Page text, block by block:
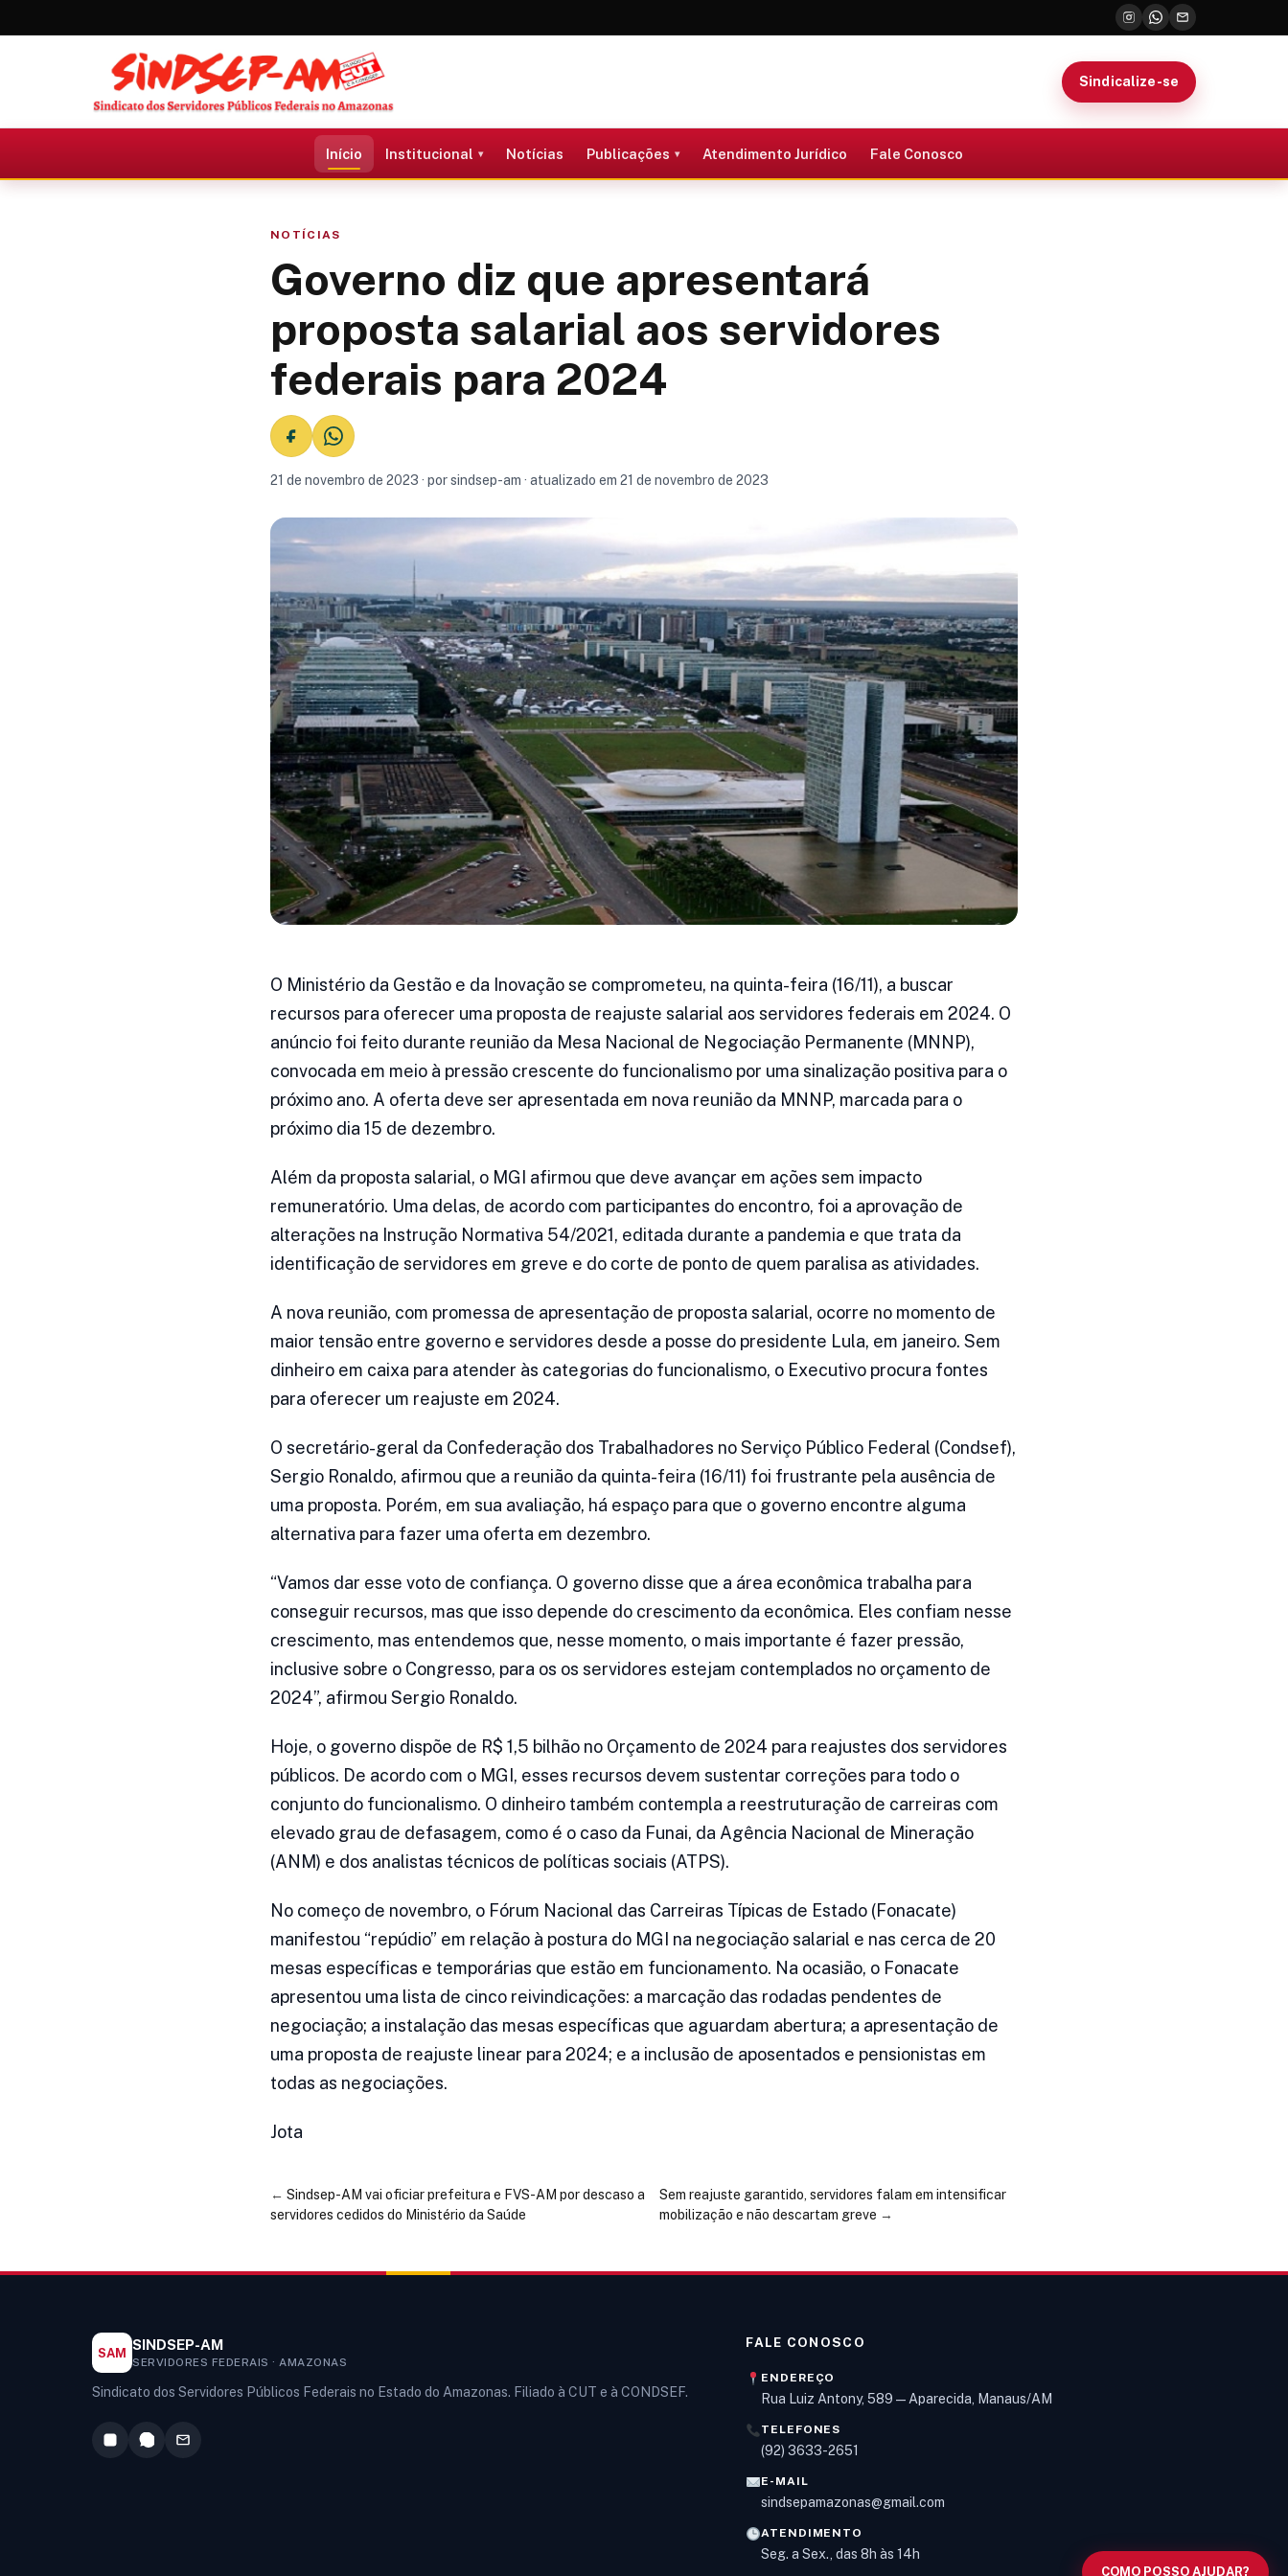
Sindicalize-se
Início Institucional Notícias Publicações Atendimento Jurídico Fale Conosco
NOTÍCIAS
Governo diz que apresentará
proposta salarial aos servidores
federais para 2024
21 de novembro de 2023 · por sindsep-am · atualizado em 21 de novembro de 2023
O Ministério da Gestão e da Inovação se comprometeu, na quinta-feira (16/11), a buscar
recursos para oferecer uma proposta de reajuste salarial aos servidores federais em 2024. O
anúncio foi feito durante reunião da Mesa Nacional de Negociação Permanente (MNNP),
convocada em meio à pressão crescente do funcionalismo por uma sinalização positiva para o
próximo ano. A oferta deve ser apresentada em nova reunião da MNNP, marcada para o
próximo dia 15 de dezembro.
Além da proposta salarial, o MGI afirmou que deve avançar em ações sem impacto
remuneratório. Uma delas, de acordo com participantes do encontro, foi a aprovação de
alterações na Instrução Normativa 54/2021, editada durante a pandemia e que trata da
identificação de servidores em greve e do corte de ponto de quem paralisa as atividades.
A nova reunião, com promessa de apresentação de proposta salarial, ocorre no momento de
maior tensão entre governo e servidores desde a posse do presidente Lula, em janeiro. Sem
dinheiro em caixa para atender às categorias do funcionalismo, o Executivo procura fontes
para oferecer um reajuste em 2024.
O secretário-geral da Confederação dos Trabalhadores no Serviço Público Federal (Condsef),
Sergio Ronaldo, afirmou que a reunião da quinta-feira (16/11) foi frustrante pela ausência de
uma proposta. Porém, em sua avaliação, há espaço para que o governo encontre alguma
alternativa para fazer uma oferta em dezembro.
“Vamos dar esse voto de confiança. O governo disse que a área econômica trabalha para
conseguir recursos, mas que isso depende do crescimento da econômica. Eles confiam nesse
crescimento, mas entendemos que, nesse momento, o mais importante é fazer pressão,
inclusive sobre o Congresso, para os os servidores estejam contemplados no orçamento de
2024”, afirmou Sergio Ronaldo.
Hoje, o governo dispõe de R$ 1,5 bilhão no Orçamento de 2024 para reajustes dos servidores
públicos. De acordo com o MGI, esses recursos devem sustentar correções para todo o
conjunto do funcionalismo. O dinheiro também contempla a reestruturação de carreiras com
elevado grau de defasagem, como é o caso da Funai, da Agência Nacional de Mineração
(ANM) e dos analistas técnicos de políticas sociais (ATPS).
No começo de novembro, o Fórum Nacional das Carreiras Típicas de Estado (Fonacate)
manifestou “repúdio” em relação à postura do MGI na negociação salarial e nas cerca de 20
mesas específicas e temporárias que estão em funcionamento. Na ocasião, o Fonacate
apresentou uma lista de cinco reivindicações: a marcação das rodadas pendentes de
negociação; a instalação das mesas específicas que aguardam abertura; a apresentação de
uma proposta de reajuste linear para 2024; e a inclusão de aposentados e pensionistas em
todas as negociações.
Jota
← Sindsep-AM vai oficiar prefeitura e FVS-AM por descaso a
servidores cedidos do Ministério da Saúde
Sem reajuste garantido, servidores falam em intensificar
mobilização e não descartam greve →
SAM SINDSEP-AM
SERVIDORES FEDERAIS · AMAZONAS
Sindicato dos Servidores Públicos Federais no Estado do Amazonas. Filiado à CUT e à CONDSEF.
FALE CONOSCO
ENDEREÇO
Rua Luiz Antony, 589 — Aparecida, Manaus/AM
TELEFONES
(92) 3633-2651
E-MAIL
sindsepamazonas@gmail.com
ATENDIMENTO
Seg. a Sex., das 8h às 14h
COMO POSSO AJUDAR?